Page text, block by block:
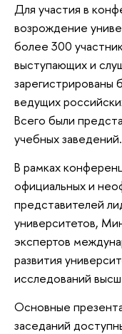
Для участия в
возрождение
более 300
выступающих и
зарегистрированы
ведущих
Всего были
учебных заведений.
В рамках
официальных и
представителей
университетов,
экспертов
развития
исследований
Основные
заседаний